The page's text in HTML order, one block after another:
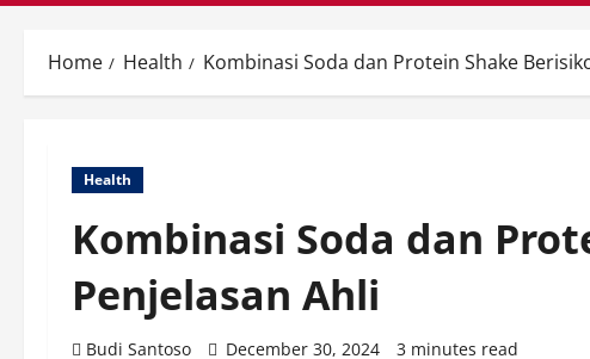
Home Health Kombinasi Soda dan Protein Shake
Health
Kombinasi Soda dan
Penjelasan Ahli
Budi Santoso December 30, 2024 3 minutes read